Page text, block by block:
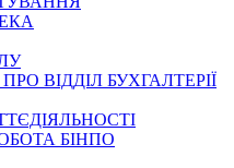
ВІДДІЛ БУХГАЛТЕРІЇ
БІНПО